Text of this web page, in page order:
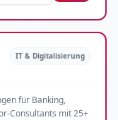
IT & Digitalisierung
für Banking,
Consultants mit 25+